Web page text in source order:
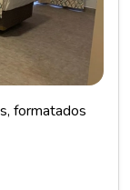
formatados